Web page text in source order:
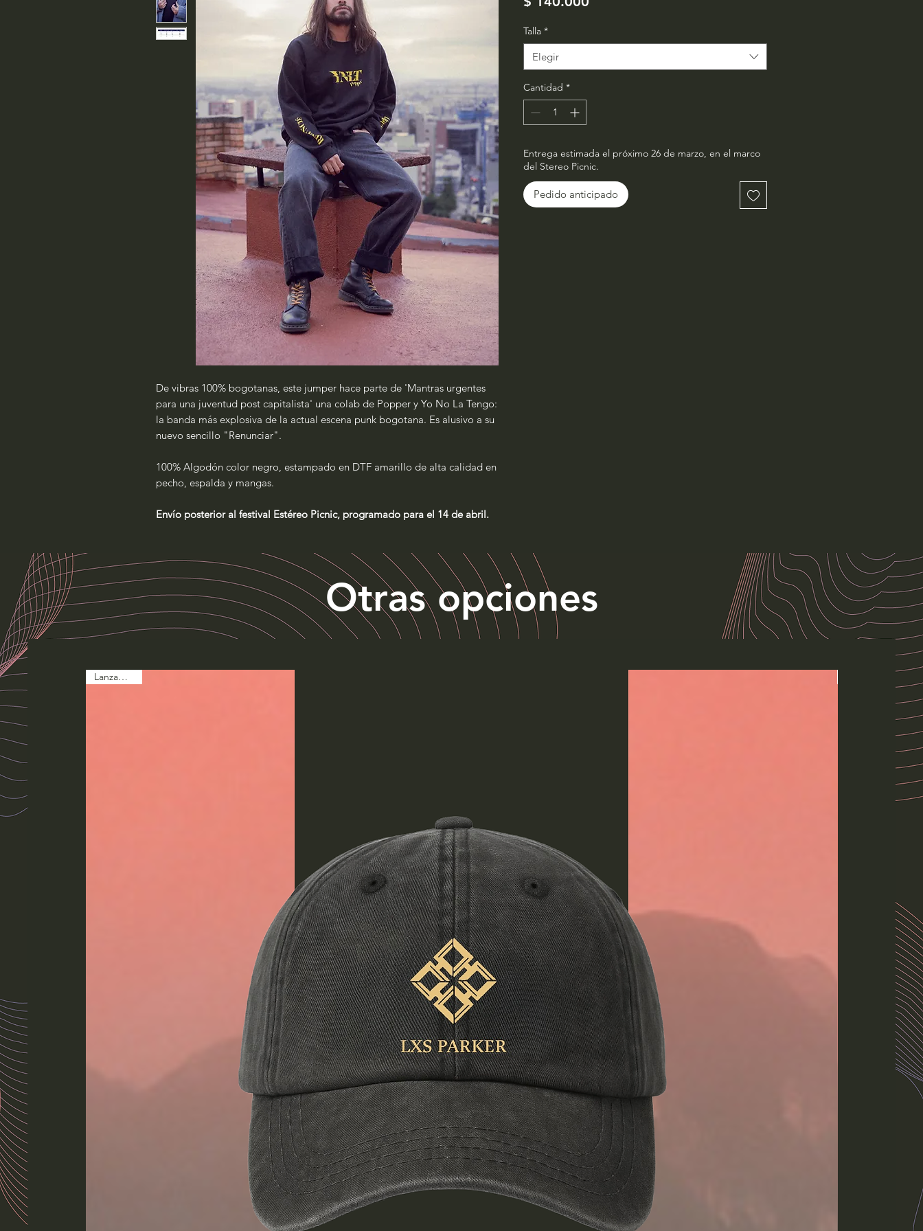
De vibras 100% bogotanas, este jumper hace parte de 'Mantras urgentes
para una juventud post capitalista' una colab de Popper y Yo No La Tengo:
la banda más explosiva de la actual escena punk bogotana. Es alusivo a su
nuevo sencillo "Renunciar".
100% Algodón color negro, estampado en DTF amarillo de alta calidad en
pecho, espalda y mangas.
Envío posterior al festival Estéreo Picnic, programado para el 14 de abril.
Talla *
Elegir
Cantidad *
Entrega estimada el próximo 26 de marzo, en el marco
del Stereo Picnic.
Pedido anticipado
Otras opciones
Lanzamiento